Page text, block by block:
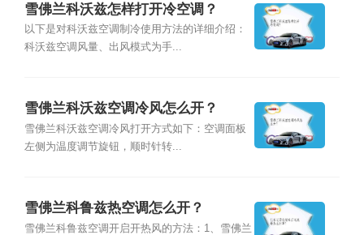
雪佛兰科沃兹怎样打开冷空调？
以下是对科沃兹空调制冷使用方法的详细介绍：
科沃兹空调风量、出风模式为手...
雪佛兰科沃兹空调冷风怎么开？
雪佛兰科沃兹空调冷风打开方式如下：空调面板
左侧为温度调节旋钮，顺时针转...
雪佛兰科鲁兹热空调怎么开？
雪佛兰科鲁兹空调开启开热风的方法：1、雪佛兰